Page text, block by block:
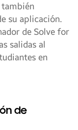
también
su aplicación.
de Solve for
salidas al
en
de